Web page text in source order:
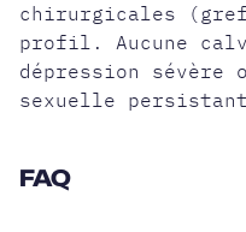
chirurgicales
profil. Aucune
dépression sévère
sexuelle
FAQ